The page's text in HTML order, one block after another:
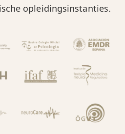
opleidingsinstanties.